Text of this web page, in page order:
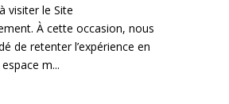
visiter le Site
À cette occasion, nous
de retenter l’expérience en
m...